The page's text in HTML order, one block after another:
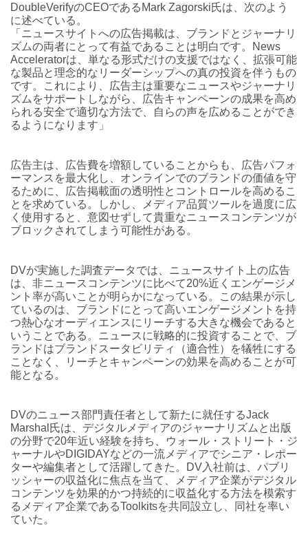
DoubleVerifyのCEOであるMark Zagorski氏は、次のよう
に述べている。
「ニュースサイトへの広告掲載は、ブランドとジャーナリ
ズムの両者にとって有益であることは明白です。News
Acceleratorは、単なる形式だけの支援ではなく、拡張可能
な製品と理念的なリーダーシップへの真の投資を伴うもの
です。これにより、広告主は重要なニュースやジャーナリ
ズムをサポートしながら、広告キャンペーンの成果を高め
られる安全で適切な方法で、自らの声を広めることができ
るようになります」
広告主は、広告費を増額していることからも、広告パフォ
ーマンスを最大化し、オンラインでのブランドの価値を守
るために、広告掲載面の透明性とコントロールを高めるこ
とを求めている。しかし、メディア品質ツールを過度に広
く使用すると、意図せずして貴重なニュースコンテンツが
ブロックされてしまう可能性がある。
DVが実施した調査データでは、ニュースサイト上の広告
は、非ニュースコンテンツに比べて20%近くエンゲージメ
ント率が高いことが明らかになっている。この結果が示し
ているのは、ブランドにとって高いエンゲージメントを持
つ熱心なオーディエンスにリーチする大きな機会であると
いうことである。ニュースに戦略的に投資することで、ブ
ランドはブランドスータビリティ（適合性）を犠牲にする
ことなく、リーチとキャンペーンの効果を高めることが可
能となる。
DVのニュース部門責任者として新たに就任するJack
Marshal氏は、デジタルメディアのジャーナリズムと出版
の分野で20年近い経験を持ち、ウォール・ストリート・ジ
ャーナルやDIGIDAYなどの一流メディアでシニア・レポー
ターや編集者として活躍してきた。DV入社前は、パブリ
ッシャーの収益化に焦点を当て、メディア企業がデジタル
コンテンツを効果的かつ持続的に収益化する方法を模索す
るメディア企業であるToolkitsを共同設立し、同社を率い
ていた。